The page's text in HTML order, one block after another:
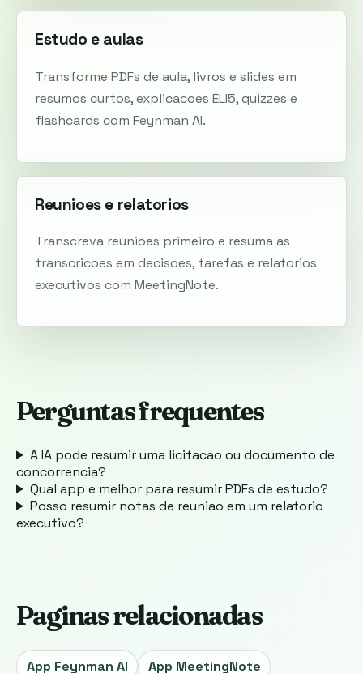
Estudo e aulas
Transforme PDFs de aula, livros e slides em
resumos curtos, explicacoes ELI5, quizzes e
flashcards com Feynman AI.
Reunioes e relatorios
Transcreva reunioes primeiro e resuma as
transcricoes em decisoes, tarefas e relatorios
executivos com MeetingNote.
Perguntas frequentes
A IA pode resumir uma licitacao ou documento de
concorrencia?
Qual app e melhor para resumir PDFs de estudo?
Posso resumir notas de reuniao em um relatorio
executivo?
Paginas relacionadas
App Feynman AI App MeetingNote